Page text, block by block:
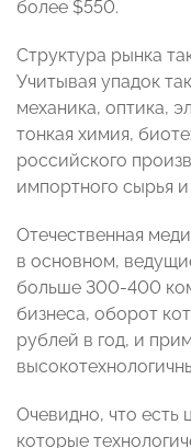
более $550.
Структура рынка
Учитывая упадок
механика, оптика,
тонкая химия,
российского
импортного сырья
Отечественная
в основном,
больше 300-400
бизнеса, оборот
рублей в год, и
Очевидно, что есть
которые